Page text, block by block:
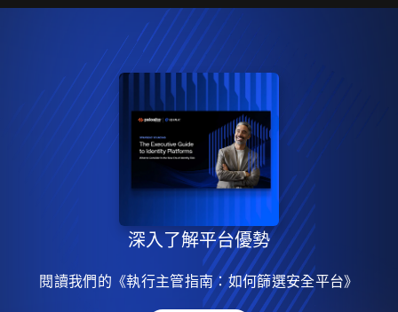
深入了解平台優勢
閱讀我們的《執行主管指南：如何篩選安全平台》